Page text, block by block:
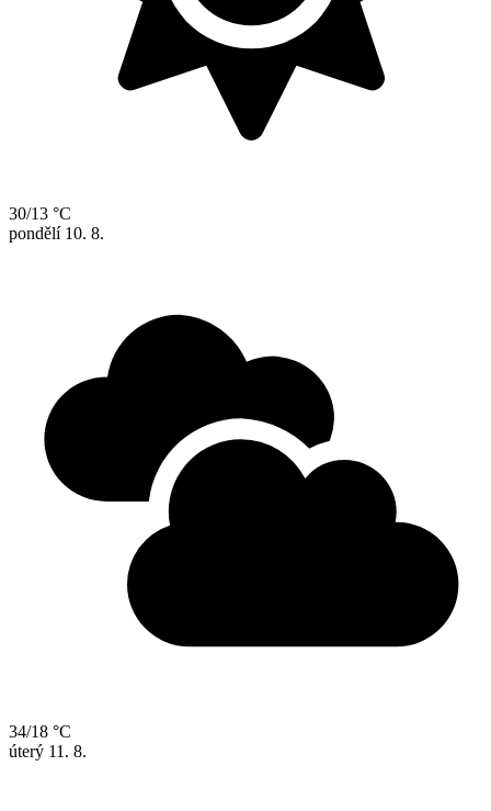
30/13 °C
pondělí 10. 8.
34/18 °C
úterý 11. 8.